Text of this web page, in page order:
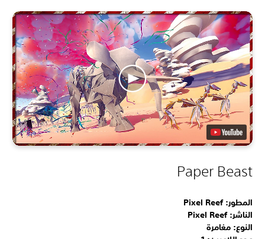
Paper Beast
المطور: Pixel Reef
الناشر: Pixel Reef
النوع: مغامرة